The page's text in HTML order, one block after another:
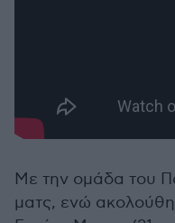
Με την ομάδα του
ματς, ενώ